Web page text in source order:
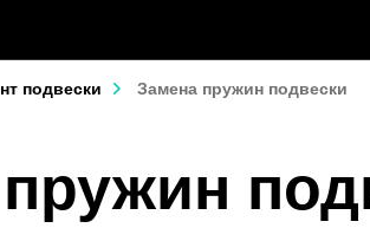
подвески Замена пружин подвески